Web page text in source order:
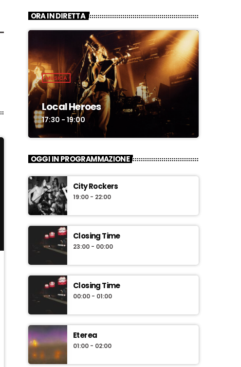
ORA IN DIRETTA
MUSICA
Local Heroes
17:30 - 19:00
OGGI IN PROGRAMMAZIONE
City Rockers
19:00 - 22:00
Closing Time
23:00 - 00:00
Closing Time
00:00 - 01:00
Eterea
01:00 - 02:00